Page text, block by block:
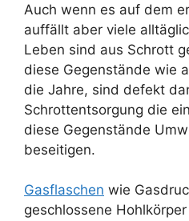
Auch wenn es auf dem
auffällt aber viele
Leben sind aus Schrott
diese Gegenstände wie
die Jahre, sind defekt
Schrottentsorgung die
diese Gegenstände
beseitigen.
Gasflaschen wie
geschlossene